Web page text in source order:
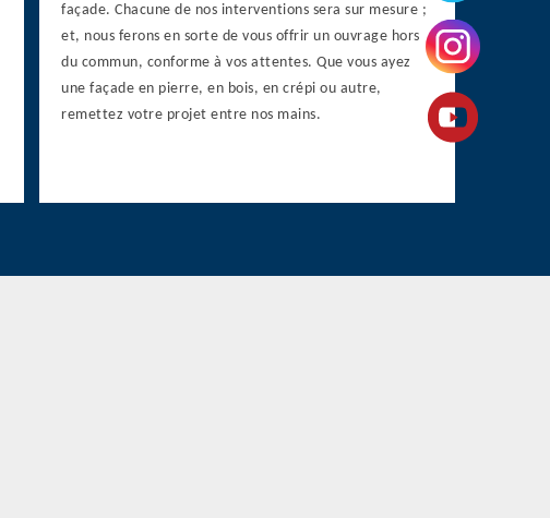
façade. Chacune de nos interventions sera sur mesure ;
et, nous ferons en sorte de vous offrir un ouvrage hors
du commun, conforme à vos attentes. Que vous ayez
une façade en pierre, en bois, en crépi ou autre,
remettez votre projet entre nos mains.